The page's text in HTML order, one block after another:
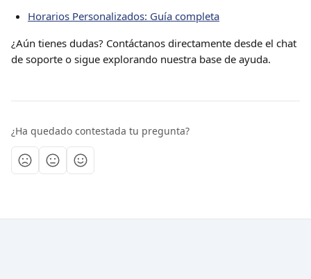
Horarios Personalizados: Guía completa
¿Aún tienes dudas? Contáctanos directamente desde el chat
de soporte o sigue explorando nuestra base de ayuda.
¿Ha quedado contestada tu pregunta?